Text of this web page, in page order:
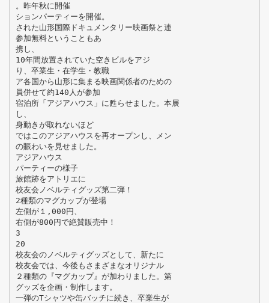
。昨年秋に開催
ションパーティーを開催。
された山形国際ドキュメンタリー映画祭と連
参加無料ということもあ
携し、
10年間放置されていた空きビルをアジ
り、卒業生・在学生・教職
ア各国から山形に集まる映画関係者のための
員併せて約140人が参加
宿泊所「アジアハウス」に甦らせました。本展
し、
身動きが取れないほど
ではこのアジアハウスを再オープンし、メン
の賑わいを見せました。
アジアハウス
パーティーの様子
旅館跡をアトリエに
校友会ノベルティグッズ第二弾！
2種類のマグカップが登場
左側が１,000円、
右側が800円で絶賛販売中！
3
20
校友会のノベルティグッズとして、新たに
校友会では、今後もさまざまなオリジナル
２種類の『マグカップ』が加わりました。第
グッズを企画・制作します。
一弾のTシャツや缶バッチに続き、卒業生が